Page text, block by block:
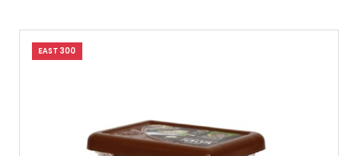
EAST 300